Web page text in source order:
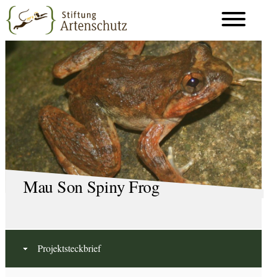
Mau Son Spiny Frog
Projektsteckbrief